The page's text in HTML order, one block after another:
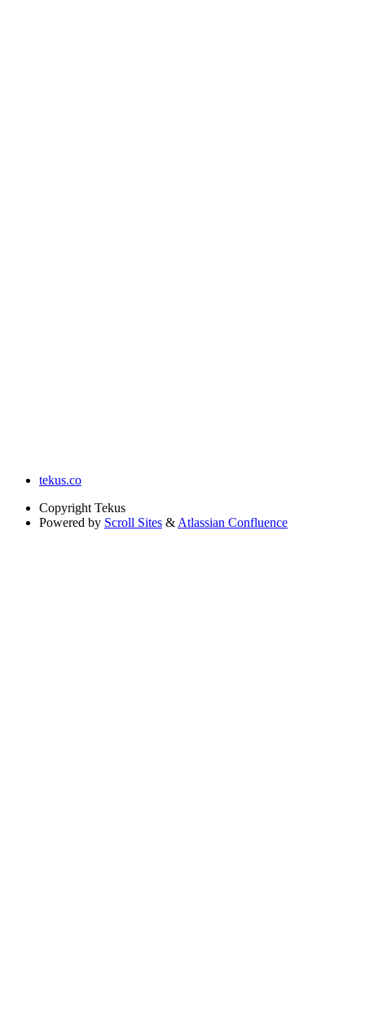
tekus.co
Copyright Tekus
Powered by Scroll Sites & Atlassian Confluence